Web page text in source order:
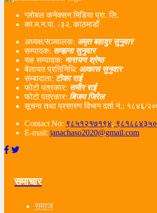
ग्लोबल कनेक्सन मिडिया प्रा. लि.
का.म.न.पा. -३२, काठमाडौं
अध्यक्ष/सञ्चालक: अमृत बहादुर सुनुवार
सम्पादक: सम्झना सुनुवार
सह सम्पादक: नारायण श्रेष्ठ
बेलायत प्रतिनिधि: आकास सुनुवार
संम्बादाता: टीका राई
फोटो पत्रकार: समीर राई
फोटो पत्रकार: बिजय जिरेल
सूचना तथा प्रसारण विभाग दर्ता नं‌.: १८४६/
Contact No: ९८५१२१७१९४,
E-mail: janachaso2020@gmail.com
समाचार
समाज